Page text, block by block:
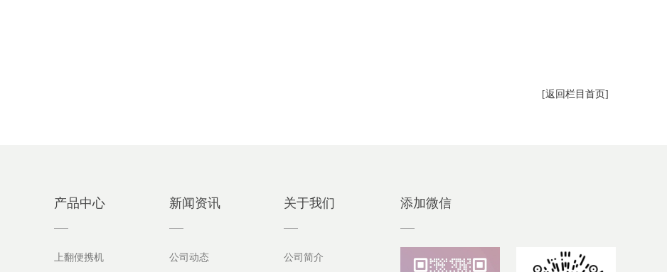
[返回栏目首页]
产品中心
上翻便携机
新闻资讯
公司动态
关于我们
公司简介
添加微信